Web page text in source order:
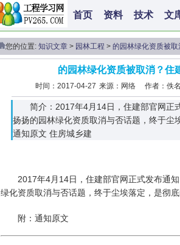
首页 资料 技术 文
您的位置: 知识文章 > 园林工程 > 的园林绿化资质被
的园林绿化资质被取消？住
时间：2017-04-27 来源：网络 作者：佚名
简介：2017年4月14日，住建部官网正
扬扬的园林绿化资质取消与否话题，终于尘
通知原文 住房城乡建
2017年4月14日，住建部官网正式发布通
绿化资质取消与否话题，终于尘埃落定，是彻
附：通知原文